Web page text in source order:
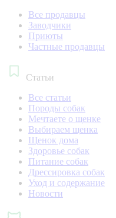
Все продавцы
Заводчики
Приюты
Частные продавцы
Статьи
Все статьи
Породы собак
Мечтаете о щенке
Выбираем щенка
Щенок дома
Здоровье собак
Питание собак
Дрессировка собак
Уход и содержание
Новости